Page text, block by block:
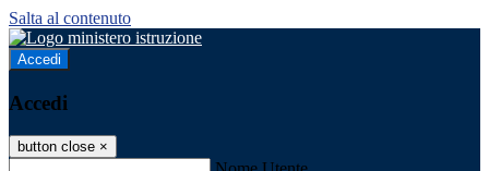
Salta al contenuto
Accedi
Accedi
button close ×